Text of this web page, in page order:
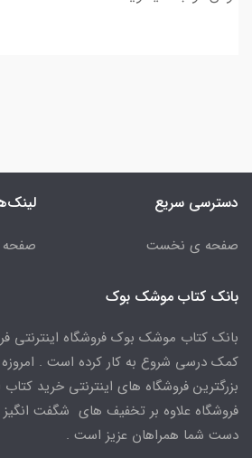
دسترسی سریع
صفحه ی نخست
بانک کتاب موشک بوک
بانک کتاب موشک بوک فروشگاه اینترنتی
کمک درسی شروع به کار کرده است . امروزه
بزرگترین فروشگاه های اینترنتی خرید
فروشگاه علاوه بر تخفیف های شگفت
دست شما همراهان عزیز است .